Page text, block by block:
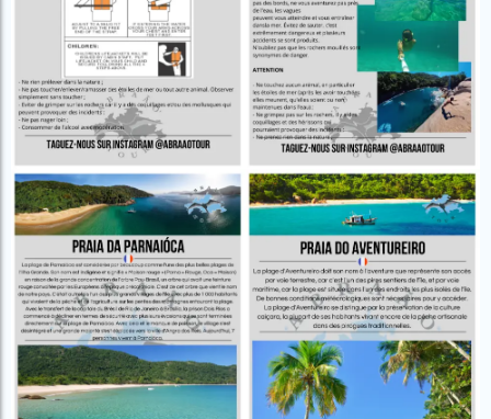
Paradisíacas
Gruta
do
Acaiá
Lagoa
Escuna
Romântico
no Saco do
Céu
Despedida
de Solteira
Caipirinha
Tour na
Ilha
Grande
Passeio
Bate e
Volta
Rio x
Ilha
Grande
Gruta
Acaiá
Lagoa
Azul de
Escuna
no Saco do
Céu
Despedida
de Solteira
Caipirinha
Tour na
Ilha
Grande
Passeio
Bate e
Volta
Rio x
Ilha
Grande